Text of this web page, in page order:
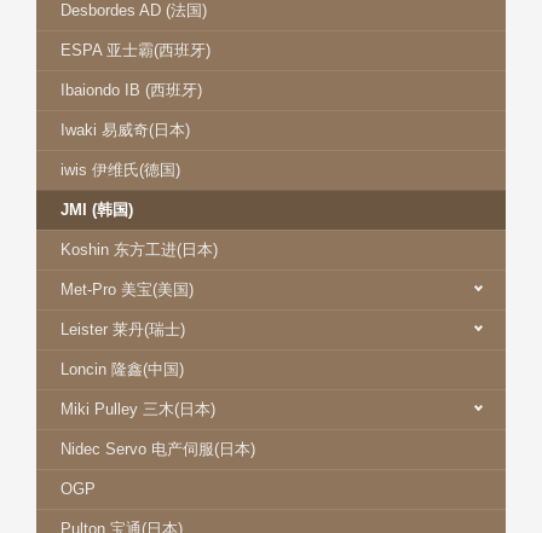
Desbordes AD (法国)
ESPA 亚士霸(西班牙)
Ibaiondo IB (西班牙)
Iwaki 易威奇(日本)
iwis 伊维氏(德国)
JMI (韩国)
Koshin 东方工进(日本)
Met-Pro 美宝(美国)
Leister 莱丹(瑞士)
Loncin 隆鑫(中国)
Miki Pulley 三木(日本)
Nidec Servo 电产伺服(日本)
OGP
Pulton 宝通(日本)